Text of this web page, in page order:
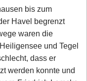
bis zum
Havel begrenzt
waren die
und Tegel
dass er
werden konnte und